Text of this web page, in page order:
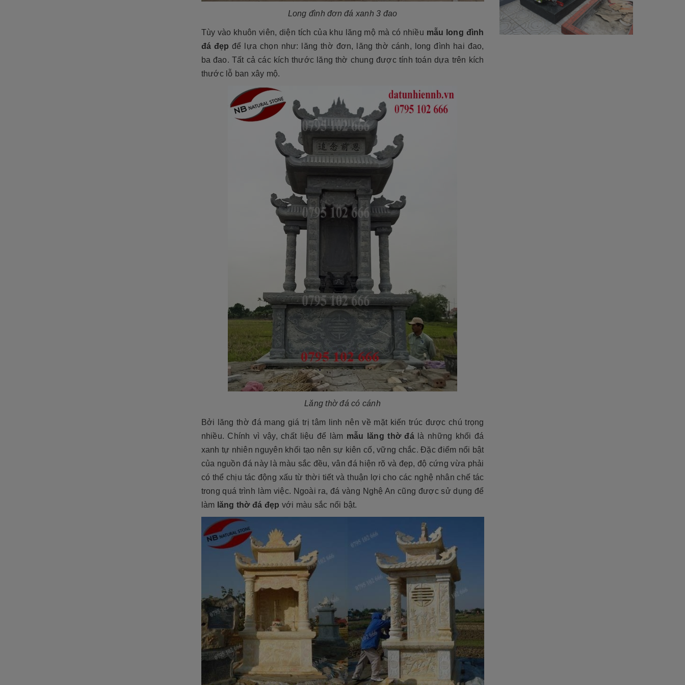
Long đình đơn đá xanh 3 đao
Tùy vào khuôn viên, diện tích của khu lăng mộ mà có nhiều mẫu long đình
đá đẹp để lựa chọn như: lăng thờ đơn, lăng thờ cánh, long đình hai đao,
ba đao. Tất cả các kích thước lăng thờ chung được tính toán dựa trên kích
thước lỗ ban xây mộ.
Lăng thờ đá có cánh
Bởi lăng thờ đá mang giá trị tâm linh nên về mặt kiến trúc được chú trọng
nhiều. Chính vì vậy, chất liệu để làm mẫu lăng thờ đálà những khối đá
xanh tự nhiên nguyên khối tạo nên sự kiên cố, vững chắc. Đặc điểm nổi bật
của nguồn đá này là màu sắc đều, vân đá hiện rõ và đẹp, độ cứng vừa phải
có thể chịu tác động xấu từ thời tiết và thuận lợi cho các nghệ nhân chế tác
trong quá trình làm việc. Ngoài ra, đá vàng Nghệ An cũng được sử dụng để
làm lăng thờ đá đẹp với màu sắc nổi bật.